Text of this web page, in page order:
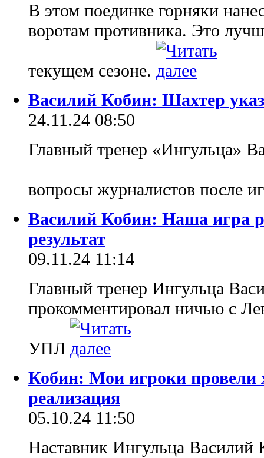
В этом поединке горняки
воротам противника. Это
текущем сезоне.
Василий Кобин: Шахтер
24.11.24 08:50
Главный тренер «Ингульца»
вопросы журналистов после
Василий Кобин: Наша игра
результат
09.11.24 11:14
Главный тренер Ингульца
прокомментировал ничью с
УПЛ
Кобин: Мои игроки провели
реализация
05.10.24 11:50
Наставник Ингульца Василий